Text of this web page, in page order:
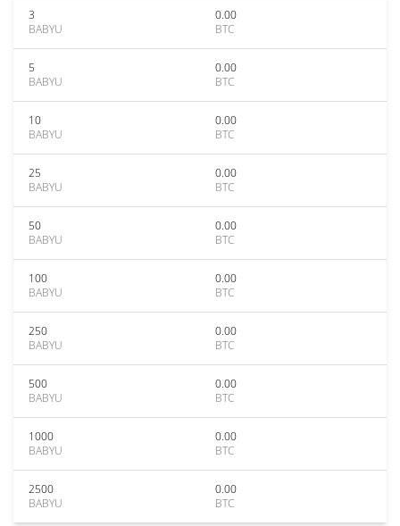
3
BABYU
0.00
BTC
5
BABYU
0.00
BTC
10
BABYU
0.00
BTC
25
BABYU
0.00
BTC
50
BABYU
0.00
BTC
100
BABYU
0.00
BTC
250
BABYU
0.00
BTC
500
BABYU
0.00
BTC
1000
BABYU
0.00
BTC
2500
BABYU
0.00
BTC